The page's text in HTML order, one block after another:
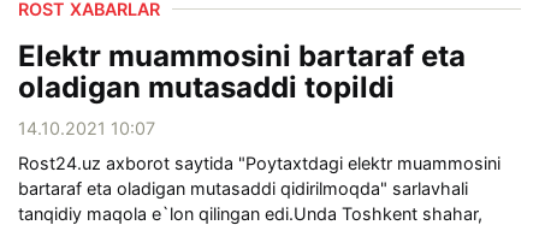
ROST XABARLAR
Elektr muammosini bartaraf eta
oladigan mutasaddi topildi
14.10.2021 10:07
Rost24.uz axborot saytida "Poytaxtdagi elektr muammosini
bartaraf eta oladigan mutasaddi qidirilmoqda" sarlavhali
tanqidiy maqola e`lon qilingan edi.Unda Toshkent shahar,